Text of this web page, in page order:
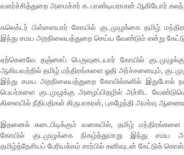
வளர்ச்சித்துறை அமைச்சர் க. பாண்டியராசன் ஆகியோர்
கலெக்டர் பிள்ளையார் கோயில் குடமுழுக்கை தமிழ்
இந்து சமய அறநிலையத்துறை செய்ய வேண்டும் என்று
ஏற்கெனவே தஞ்சைப் பெருவுடையார் கோயில் குடமுழுக்கு,
ஆகியவற்றில் தமிழ் மந்திரங்களை ஓதி அர்ச்சனையும்,
இந்து சமய அறநிலையத்துறை கோயில்களில் இதுபோல்
பெயர்களை குடமுழுக்கு அழைப்பிதழில் அச்சிட
கிளையில் நீதிபதிகள் கிருபாகரன், புகழேந்தி அமர்வு
இதனைக் கடைபிடிக்கும் வகையில், தமிழ்
கோயில் குடமுழுக்கை நிகழ்த்துமாறு இந்து
தமிழ்த்தேசியப் பேரியக்கம் சார்பில் கனிவுடன் கேட்டுக்